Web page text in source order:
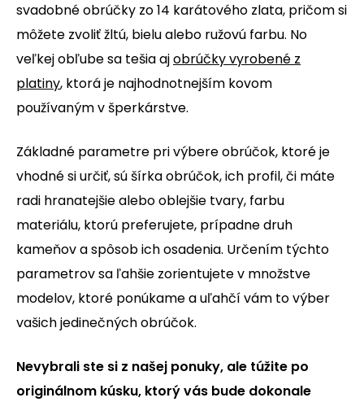
svadobné obrúčky zo 14 karátového zlata, pričom si
môžete zvoliť žltú, bielu alebo ružovú farbu. No
veľkej obľube sa tešia ajobrúčky vyrobené z
platiny, ktorá je najhodnotnejším kovom
používaným v šperkárstve.
Základné parametre pri výbere obrúčok, ktoré je
vhodné si určiť, sú šírka obrúčok, ich profil, či máte
radi hranatejšie alebo oblejšie tvary, farbu
materiálu, ktorú preferujete, prípadne druh
kameňov a spôsob ich osadenia. Určením týchto
parametrov sa ľahšie zorientujete v množstve
modelov, ktoré ponúkame a uľahčí vám to výber
vašich jedinečných obrúčok.
Nevybrali ste si z našej ponuky, ale túžite po
originálnom kúsku, ktorý vás bude dokonale